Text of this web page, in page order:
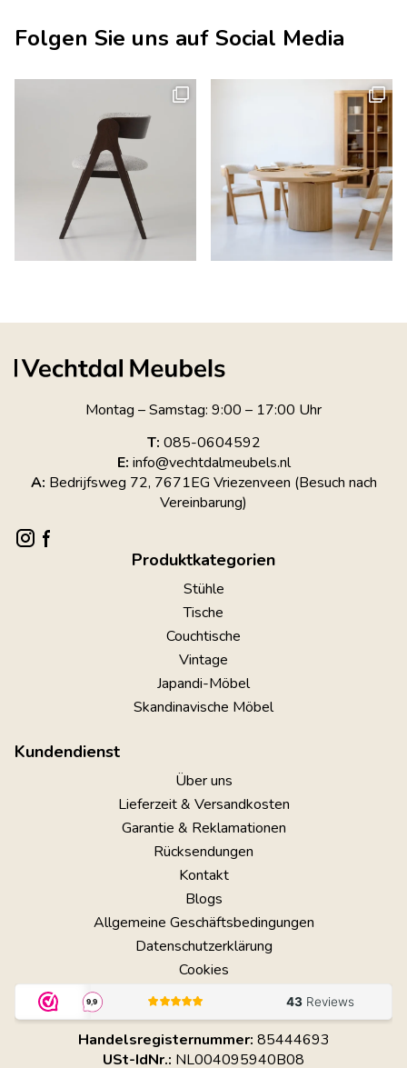
Folgen Sie uns auf Social Media
Montag – Samstag: 9:00 – 17:00 Uhr
T: 085-0604592
E: info@vechtdalmeubels.nl
A: Bedrijfsweg 72, 7671EG Vriezenveen (Besuch nach
Vereinbarung)
Produktkategorien
Stühle
Tische
Couchtische
Vintage
Japandi-Möbel
Skandinavische Möbel
Kundendienst
Über uns
Lieferzeit & Versandkosten
Garantie & Reklamationen
Rücksendungen
Kontakt
Blogs
Allgemeine Geschäftsbedingungen
Datenschutzerklärung
Cookies
Handelsregisternummer: 85444693
USt-IdNr.: NL004095940B08